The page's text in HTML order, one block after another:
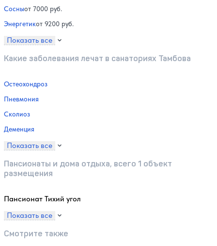
Сосныот 7000 руб.
Энергетикот 9200 руб.
Показать все
Какие заболевания лечат в санаториях Тамбова
Остеохондроз
Пневмония
Сколиоз
Деменция
Показать все
Пансионаты и дома отдыха, всего 1 объект
размещения
Пансионат Тихий угол
Показать все
Смотрите также